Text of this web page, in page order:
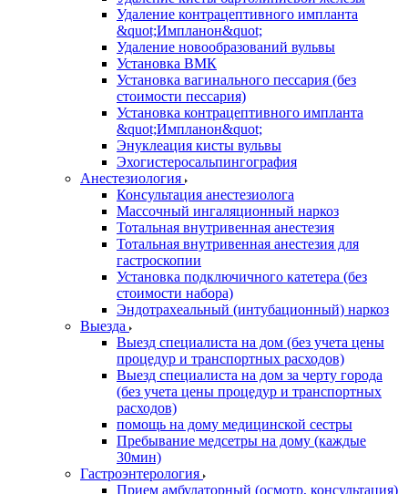
Удаление контрацептивного импланта
&quot;Импланон&quot;
Удаление новообразований вульвы
Установка ВМК
Установка вагинального пессария (без
стоимости пессария)
Установка контрацептивного импланта
&quot;Импланон&quot;
Энуклеация кисты вульвы
Эхогистеросальпингография
Анестезиология
Консультация анестезиолога
Массочный ингаляционный наркоз
Тотальная внутривенная анестезия
Тотальная внутривенная анестезия для
гастроскопии
Установка подключичного катетера (без
стоимости набора)
Эндотрахеальный (интубационный) наркоз
Выезда
Выезд специалиста на дом (без учета цены
процедур и транспортных расходов)
Выезд специалиста на дом за черту города
(без учета цены процедур и транспортных
расходов)
помощь на дому медицинской сестры
Пребывание медсетры на дому (каждые
30мин)
Гастроэнтерология
Прием амбулаторный (осмотр, консультация)